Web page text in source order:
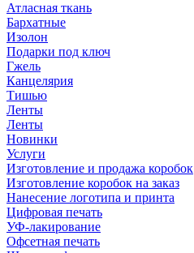
Атласная ткань
Бархатные
Изолон
Подарки под ключ
Гжель
Канцелярия
Тишью
Ленты
Ленты
Новинки
Услуги
Изготовление и продажа коробок
Изготовление коробок на заказ
Нанесение логотипа и принта
Цифровая печать
УФ-лакирование
Офсетная печать